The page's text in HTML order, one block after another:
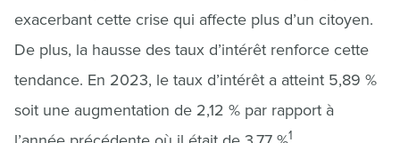
exacerbant cette crise qui affecte plus d’un citoyen.
De plus, la hausse des taux d’intérêt renforce cette
tendance. En 2023, le taux d’intérêt a atteint 5,89 %
soit une augmentation de 2,12 % par rapport à
1